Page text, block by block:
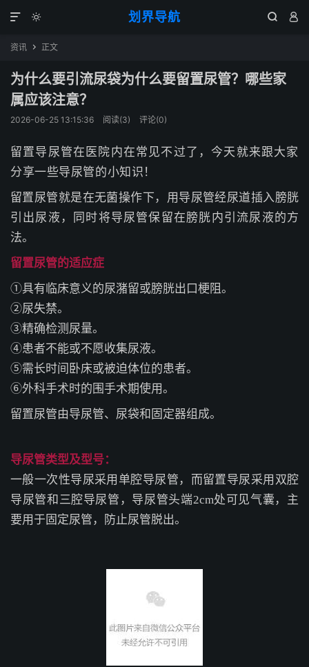
划界导航
  

资讯  正文
为什么要引流尿袋为什么要留置尿管？哪些家
属应该注意？
2026-06-25 13:15:36 阅读(3) 评论(0)
留置导尿管在医院内在常见不过了，今天就来跟大家
分享一些导尿管的小知识！
留置尿管就是在无菌操作下，用导尿管经尿道插入膀胱
引出尿液，同时将导尿管保留在膀胱内引流尿液的方
法。
留置尿管的适应症
①具有临床意义的尿潴留或膀胱出口梗阻。
②尿失禁。
③精确检测尿量。
④患者不能或不愿收集尿液。
⑤需长时间卧床或被迫体位的患者。
⑥外科手术时的围手术期使用。
留置尿管由导尿管、尿袋和固定器组成。
导尿管类型及型号：
一般一次性导尿采用单腔导尿管，而留置导尿采用双腔
导尿管和三腔导尿管，导尿管头端2cm处可见气囊，主
要用于固定尿管，防止尿管脱出。